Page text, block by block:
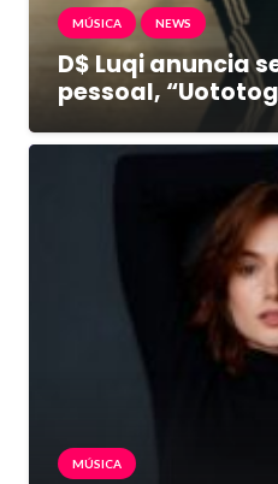
MÚSICA NEWS
D$ Luqi anuncia
pessoal,
MÚSICA